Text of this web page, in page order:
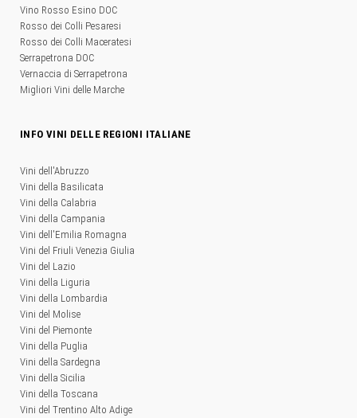
Vino Rosso Esino DOC
Rosso dei Colli Pesaresi
Rosso dei Colli Maceratesi
Serrapetrona DOC
Vernaccia di Serrapetrona
Migliori Vini delle Marche
INFO VINI DELLE REGIONI ITALIANE
Vini dell'Abruzzo
Vini della Basilicata
Vini della Calabria
Vini della Campania
Vini dell'Emilia Romagna
Vini del Friuli Venezia Giulia
Vini del Lazio
Vini della Liguria
Vini della Lombardia
Vini del Molise
Vini del Piemonte
Vini della Puglia
Vini della Sardegna
Vini della Sicilia
Vini della Toscana
Vini del Trentino Alto Adige